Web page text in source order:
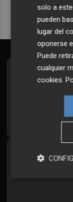
Todos los
solo a
pueden
lugar del
oponerse
Puede
cualquier
cookies.